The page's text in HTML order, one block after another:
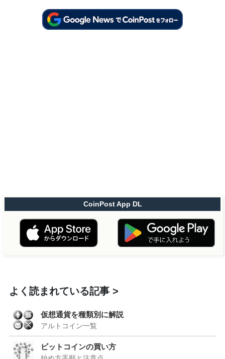
CoinPost App DL
よく読まれている記事
仮想通貨を種類別に解説
アルトコイン一覧
ビットコインの買い方